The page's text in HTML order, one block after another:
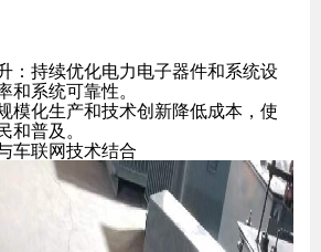
：持续优化电力电子器件和系统设
系统可靠性。
模化生产和技术创新降低成本，使
普及。
车联网技术结合